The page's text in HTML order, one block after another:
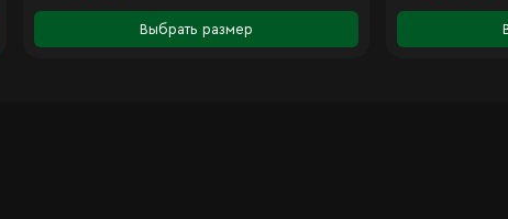
Выбрать размер